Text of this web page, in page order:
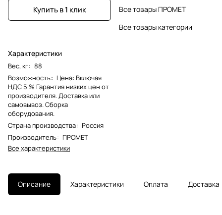
Купить в 1 клик
Характеристики
Вес, кг: 88
Возможность: Цена: Включая
НДС 5 % Гарантия низких цен от
производителя. Доставка или
самовывоз. Сборка
оборудования.
Страна производства: Россия
Производитель: ПРОМЕТ
Все характеристики
Все товары ПРОМЕТ
Все товары категории
Описание Характеристики Оплата Доставка